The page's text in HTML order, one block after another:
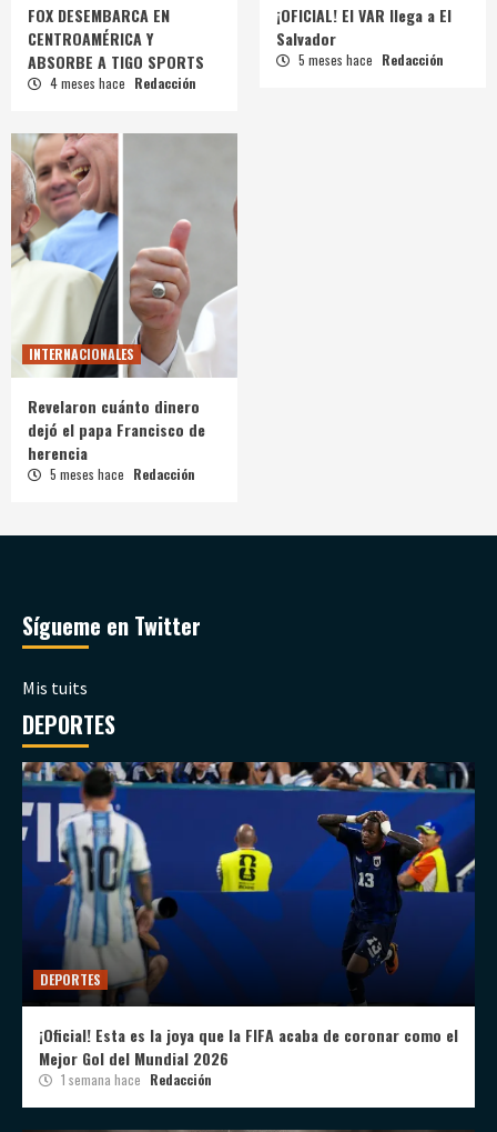
FOX DESEMBARCA EN
CENTROAMÉRICA Y
ABSORBE A TIGO SPORTS
4 meses hace Redacción
¡OFICIAL! El VAR llega a El
Salvador
5 meses hace Redacción
INTERNACIONALES
Revelaron cuánto dinero
dejó el papa Francisco de
herencia
5 meses hace Redacción
Sígueme en Twitter
Mis tuits
DEPORTES
DEPORTES
¡Oficial! Esta es la joya que la FIFA acaba de coronar como el
Mejor Gol del Mundial 2026
1 semana hace Redacción